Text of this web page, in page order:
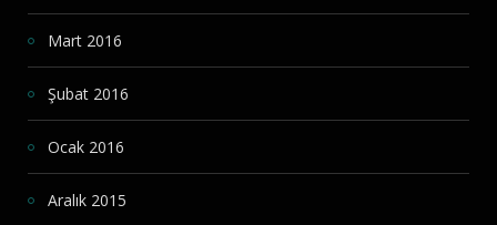
Mart 2016
Şubat 2016
Ocak 2016
Aralık 2015